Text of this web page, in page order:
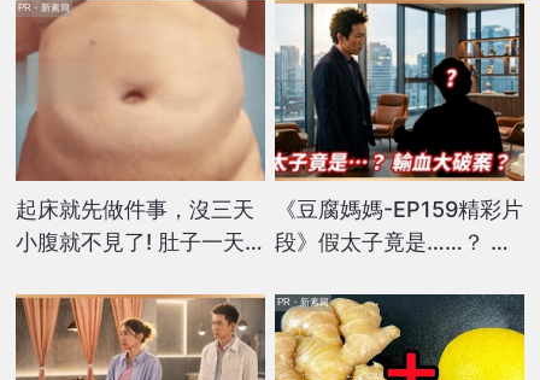
起床就先做件事，沒三天
小腹就不見了! 肚子一天
PR・新素簡
《豆腐媽媽-EP159精彩片
段》假太子竟是……？ 輸
PR・新素簡